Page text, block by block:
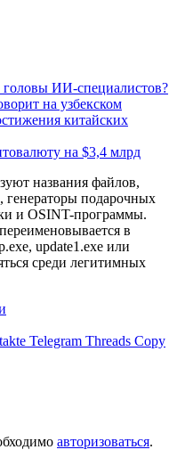
головы ИИ-специалистов?
на узбекском
китайских
на $3,4 млрд
названия файлов,
подарочных
и OSINT-программы.
в
update1.exe или
среди легитимных
Telegram Threads Copy
авторизоваться.